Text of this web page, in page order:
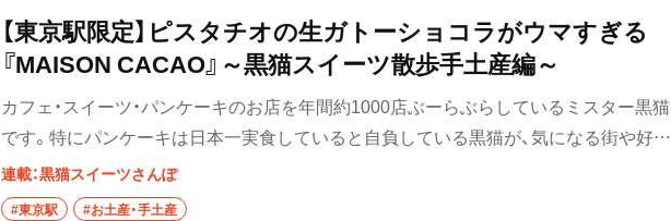
食している黒猫のおすすめです。
【東京駅限定】ピスタチオの生ガトーショコラがウマすぎる
『MAISON CACAO』～黒猫スイーツ散歩手土産編～
カフェ・スイーツ・パンケーキのお店を年間約1000店ぶーらぶらしているミスター黒猫
です。特にパンケーキは日本一実食していると自負している黒猫が、気になる街や好き
な街を散歩している時に発見した手土産スイーツをご紹介します。今回は、東京駅で購
入できる手土産の第67弾です。東京駅の手土産スイーツを約70店舗、200種類以上実食
連載：黒猫スイーツさんぽ
#東京駅 #お土産・手土産